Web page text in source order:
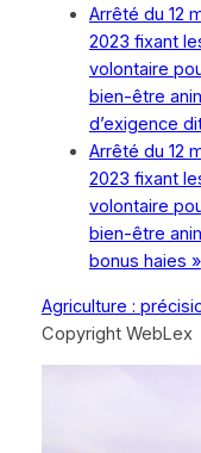
Arrêté du 12
2023 fixant
volontaire
bien-être
d’exigence
Arrêté du 12
2023 fixant
volontaire
bien-être
bonus haies »
Agriculture :
Copyright WebLex